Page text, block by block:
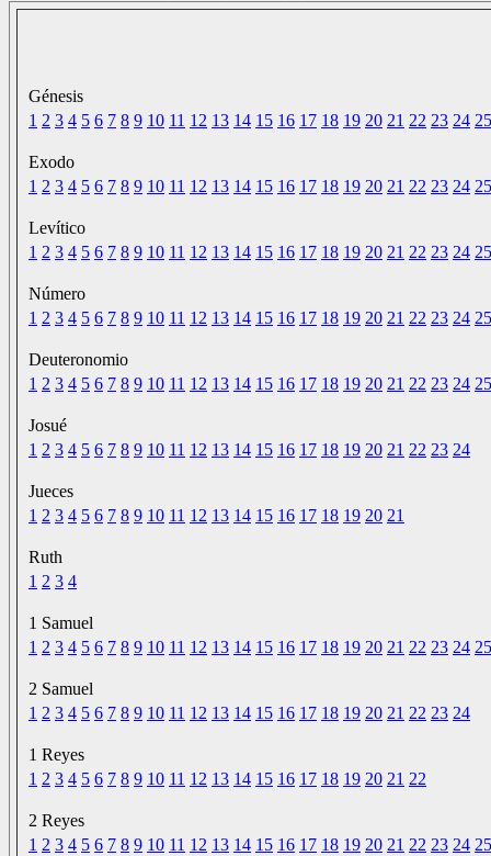
Génesis
1 2 3 4 5 6 7 8 9 10 11 12 13 14 15 16 17 18 19 20 21 22 23 24 25
Exodo
1 2 3 4 5 6 7 8 9 10 11 12 13 14 15 16 17 18 19 20 21 22 23 24 25
Levítico
1 2 3 4 5 6 7 8 9 10 11 12 13 14 15 16 17 18 19 20 21 22 23 24 25
Número
1 2 3 4 5 6 7 8 9 10 11 12 13 14 15 16 17 18 19 20 21 22 23 24 25
Deuteronomio
1 2 3 4 5 6 7 8 9 10 11 12 13 14 15 16 17 18 19 20 21 22 23 24 25
Josué
1 2 3 4 5 6 7 8 9 10 11 12 13 14 15 16 17 18 19 20 21 22 23 24
Jueces
1 2 3 4 5 6 7 8 9 10 11 12 13 14 15 16 17 18 19 20 21
Ruth
1 2 3 4
1 Samuel
1 2 3 4 5 6 7 8 9 10 11 12 13 14 15 16 17 18 19 20 21 22 23 24 25
2 Samuel
1 2 3 4 5 6 7 8 9 10 11 12 13 14 15 16 17 18 19 20 21 22 23 24
1 Reyes
1 2 3 4 5 6 7 8 9 10 11 12 13 14 15 16 17 18 19 20 21 22
2 Reyes
1 2 3 4 5 6 7 8 9 10 11 12 13 14 15 16 17 18 19 20 21 22 23 24 25